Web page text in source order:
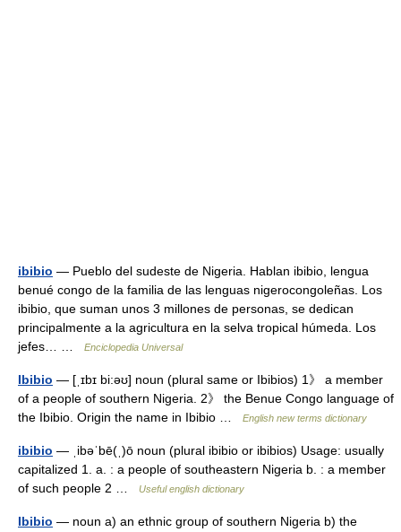
ibibio — Pueblo del sudeste de Nigeria. Hablan ibibio, lengua
benué congo de la familia de las lenguas nigerocongoleñas. Los
ibibio, que suman unos 3 millones de personas, se dedican
principalmente a la agricultura en la selva tropical húmeda. Los
jefes… …
Enciclopedia Universal
Ibibio — [ˌɪbɪ bi:əʊ] noun (plural same or Ibibios) 1》 a member
of a people of southern Nigeria. 2》 the Benue Congo language of
the Ibibio. Origin the name in Ibibio …
English new terms dictionary
ibibio — ˌibəˈbē(ˌ)ō noun (plural ibibio or ibibios) Usage: usually
capitalized 1. a. : a people of southeastern Nigeria b. : a member
of such people 2 …
Useful english dictionary
Ibibio — noun a) an ethnic group of southern Nigeria b) the